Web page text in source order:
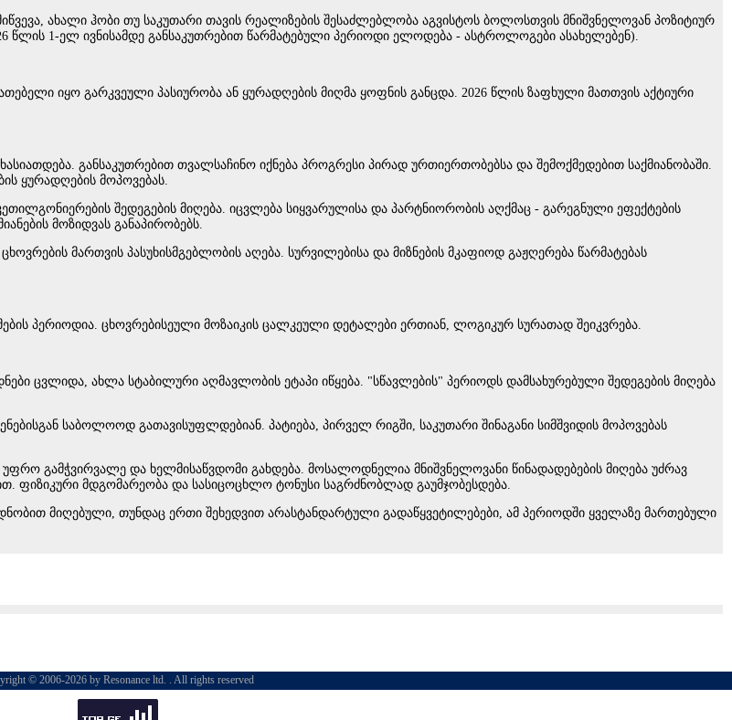
ახალი ჰობი თუ საკუთარი თავის რეალიზების შესაძლებლობა აგვისტოს ბოლოსთვის მნიშვნელოვან პოზიტიურ
წლის 1-ელ ივნისამდე განსაკუთრებით წარმატებული პერიოდი ელოდება - ასტროლოგები ასახელებენ).
იყო გარკვეული პასიურობა ან ყურადღების მიღმა ყოფნის განცდა. 2026 წლის ზაფხული მათთვის აქტიური
განსაკუთრებით თვალსაჩინო იქნება პროგრესი პირად ურთიერთობებსა და შემოქმედებით საქმიანობაში.
ყურადღების მოპოვებას.
შედეგების მიღება. იცვლება სიყვარულისა და პარტნიორობის აღქმაც - გარეგნული ეფექტების
მოზიდვას განაპირობებს.
მართვის პასუხისმგებლობის აღება. სურვილებისა და მიზნების მკაფიოდ გაჟღერება წარმატებას
პერიოდია. ცხოვრებისეული მოზაიკის ცალკეული დეტალები ერთიან, ლოგიკურ სურათად შეიკვრება.
ცვლიდა, ახლა სტაბილური აღმავლობის ეტაპი იწყება. "სწავლების" პერიოდს დამსახურებული შედეგების მიღება
საბოლოოდ გათავისუფლდებიან. პატიება, პირველ რიგში, საკუთარი შინაგანი სიმშვიდის მოპოვებას
გამჭვირვალე და ხელმისაწვდომი გახდება. მოსალოდნელია მნიშვნელოვანი წინადადებების მიღება უძრავ
ფიზიკური მდგომარეობა და სასიცოცხლო ტონუსი საგრძნობლად გაუმჯობესდება.
მიღებული, თუნდაც ერთი შეხედვით არასტანდარტული გადაწყვეტილებები, ამ პერიოდში ყველაზე მართებული
© 2006-2026 by Resonance ltd. . All rights reserved